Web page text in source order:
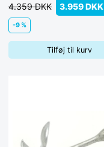
3.959 DKK
4.359 DKK
-9 %
Tilføj til kurv